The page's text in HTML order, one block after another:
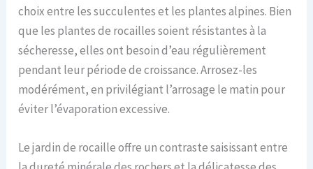
choix entre les succulentes et les plantes alpines. Bien
que les plantes de rocailles soient résistantes à la
sécheresse, elles ont besoin d’eau régulièrement
pendant leur période de croissance. Arrosez-les
modérément, en privilégiant l’arrosage le matin pour
éviter l’évaporation excessive.
Le jardin de rocaille offre un contraste saisissant entre